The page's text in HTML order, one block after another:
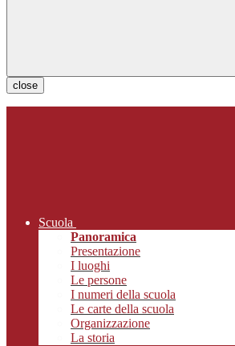
close
Scuola
Panoramica
Presentazione
I luoghi
Le persone
I numeri della scuola
Le carte della scuola
Organizzazione
La storia